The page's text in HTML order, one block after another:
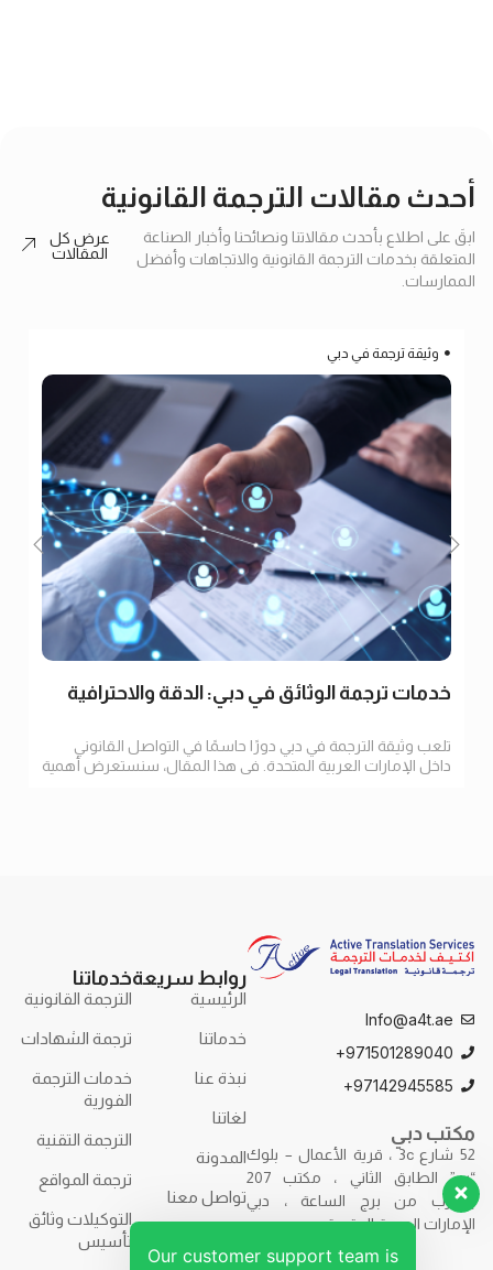
أحدث مقالات الترجمة القانونية
ابقَ على اطلاع بأحدث مقالاتنا ونصائحنا وأخبار الصناعة
المتعلقة بخدمات الترجمة القانونية والاتجاهات وأفضل
الممارسات.
عرض كل
المقالات
وثيقة ترجمة في دبي
خدمات ترجمة الوثائق في دبي: الدقة والاحترافية
تلعب وثيقة الترجمة في دبي دورًا حاسمًا في التواصل القانوني
داخل الإمارات العربية المتحدة. في هذا المقال، سنستعرض أهمية
Info@a4t.ae
971501289040+
97142945585+
مكتب دبي
52 شارع 3c ، قرية الأعمال – بلوك
“ب” الطابق الثاني ، مكتب 207
بالقرب من برج الساعة ، دبي
الإمارات العربية المتحدة.
روابط سريعة
الرئيسية
خدماتنا
نبذة عنا
لغاتنا
المدونة
تواصل معنا
خدماتنا
الترجمة القانونية
ترجمة الشهادات
خدمات الترجمة
الفورية
الترجمة التقنية
ترجمة المواقع
التوكيلات وثائق
تأسيس
Our customer support team is